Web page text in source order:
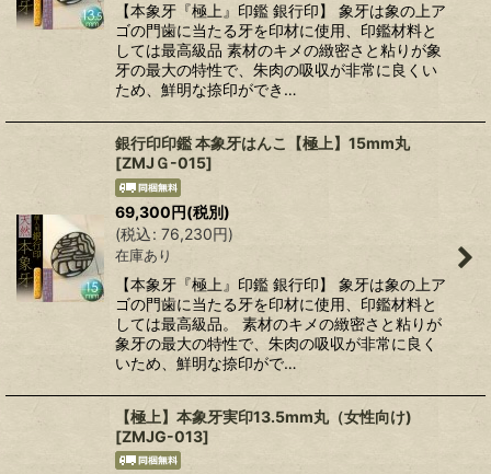
【本象牙『極上』印鑑 銀行印】 象牙は象の上ア
ゴの門歯に当たる牙を印材に使用、印鑑材料と
しては最高級品 素材のキメの緻密さと粘りが象
牙の最大の特性で、朱肉の吸収が非常に良くい
ため、鮮明な捺印ができ…
銀行印印鑑 本象牙はんこ【極上】15mm丸
[ZMJＧ-015]
69,300円(税別)
(税込: 76,230円)
在庫あり
【本象牙『極上』印鑑 銀行印】 象牙は象の上ア
ゴの門歯に当たる牙を印材に使用、印鑑材料と
しては最高級品。 素材のキメの緻密さと粘りが
象牙の最大の特性で、朱肉の吸収が非常に良く
いため、鮮明な捺印がで…
【極上】本象牙実印13.5mm丸（女性向け)
[ZMJG-013]